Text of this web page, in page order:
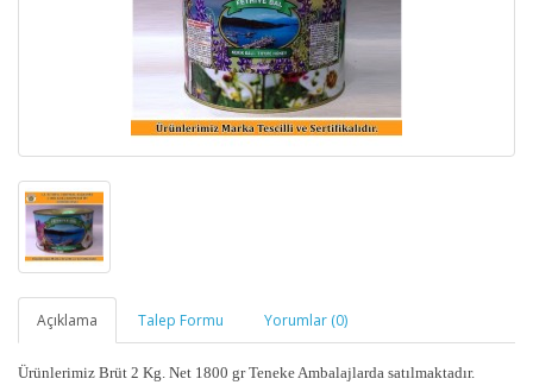
Açıklama Talep Formu Yorumlar (0)
Ürünlerimiz Brüt 2 Kg. Net 1800 gr Teneke Ambalajlarda satılmaktadır.